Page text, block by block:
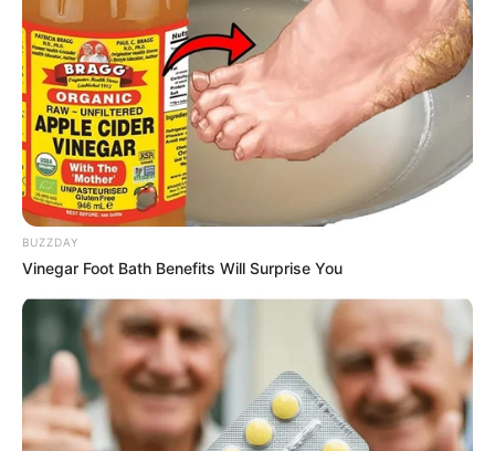
BUZZDAY
Vinegar Foot Bath Benefits Will Surprise You